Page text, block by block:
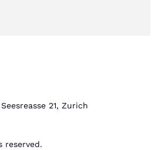
Seesreasse 21, Zurich
reserved.